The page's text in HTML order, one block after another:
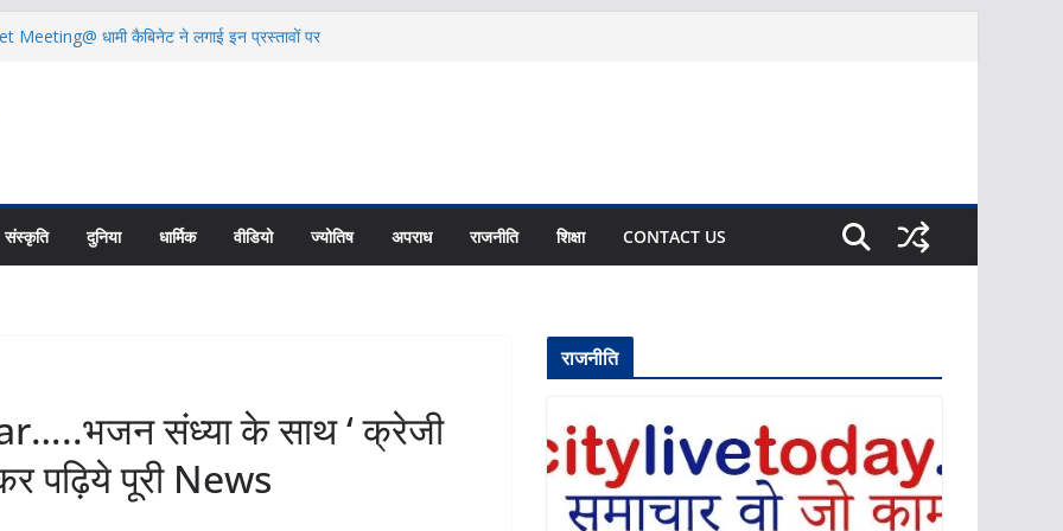
धामी कैबिनेट ने लगाई इन प्रस्तावों पर
धर्मनगरी| Click कर पढ़िये पूरी News
9.5 टन कचरा एकत्र|Click कर पढ़िये पूरी
लाख लाभार्थियों को भेजी 146 करोड़ की पेंशन
संस्कृति दुनिया धार्मिक वीडियो ज्योतिष अपराध राजनीति शिक्षा CONTACT US
संध्या के साथ ‘ क्रेजी
पढ़िये पूरी News
राजनीति